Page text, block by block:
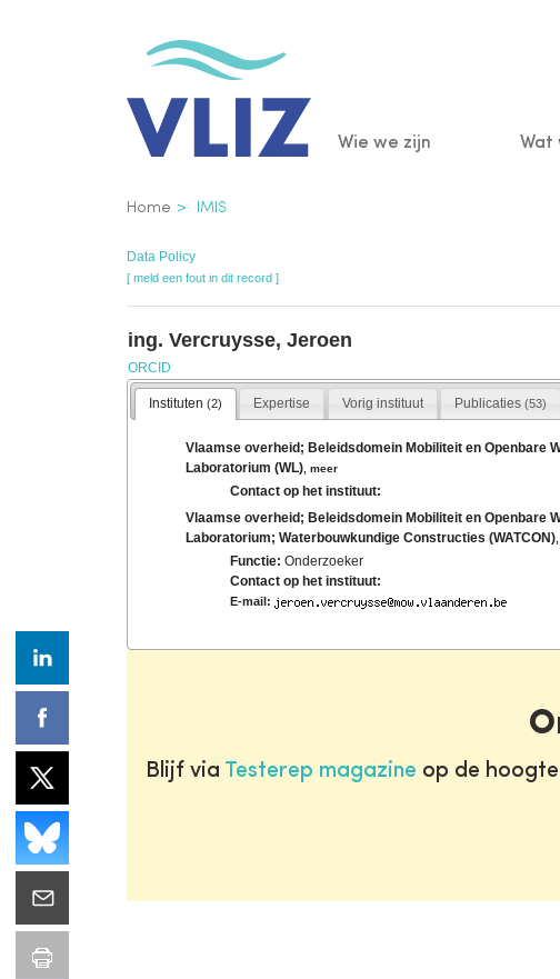
Main
Wie we zijn Wat
Kruimelpad
Home IMIS
Data Policy
[ meld een fout in dit record ]
ing. Vercruysse, Jeroen
ORCID
Instituten (2) Expertise Vorig instituut Publicaties (53)
Vlaamse overheid; Beleidsdomein Mobiliteit en Openbare
Laboratorium (WL) ,meer
Contact op het instituut:
Vlaamse overheid; Beleidsdomein Mobiliteit en Openbare
Laboratorium; Waterbouwkundige Constructies (WATCON)
Functie:Onderzoeker
Contact op het instituut:
E-mail:
Blijf via Testerep magazine op de